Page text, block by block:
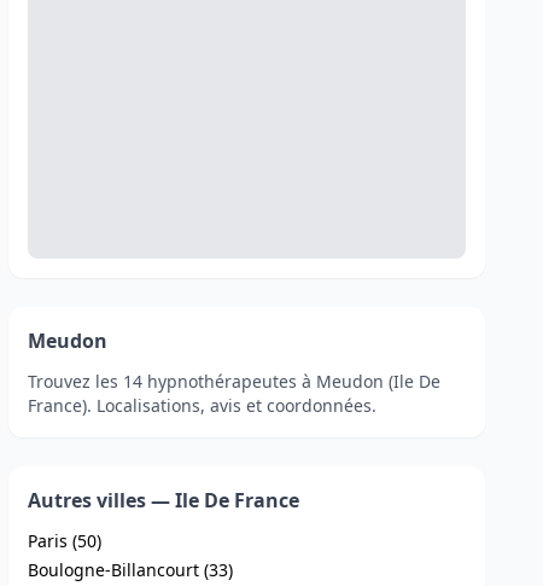
Meudon
Trouvez les 14 hypnothérapeutes à Meudon (Ile De
France). Localisations, avis et coordonnées.
Autres villes — Ile De France
Paris (50)
Boulogne-Billancourt (33)